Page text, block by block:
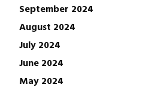
September 2024
August 2024
July 2024
June 2024
May 2024